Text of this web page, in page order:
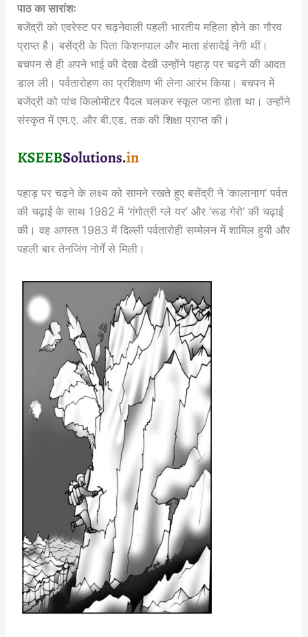
पाठ का सारांशः
बजेंद्री को एवरेस्ट पर चढ़नेवाली पहली भारतीय महिला होने का गौरव
प्राप्त है। बसेंद्री के पिता किशनपाल और माता हंसादेई नेगी थीं।
बचपन से ही अपने भाई की देखा देखी उन्होंने पहाड़ पर चढ़ने की आदत
डाल ली। पर्वतारोहण का प्रशिक्षण भी लेना आरंभ किया। बचपन में
बजेंद्री को पांच किलोमीटर पैदल चलकर स्कूल जाना होता था। उन्होंने
संस्कृत में एम.ए. और बी.एड. तक की शिक्षा प्राप्त की।
पहाड़ पर चढ़ने के लक्ष्य को सामने रखते हुए बसेंद्री ने ‘कालानाग’ पर्वत
की चढ़ाई के साथ 1982 में ‘गंगोत्री ग्ले यर’ और ‘रूड गेरो’ की चढ़ाई
की। वह अगस्त 1983 में दिल्ली पर्वतारोही सम्मेलन में शामिल हुयी और
पहली बार तेनजिंग नोर्गे से मिली।